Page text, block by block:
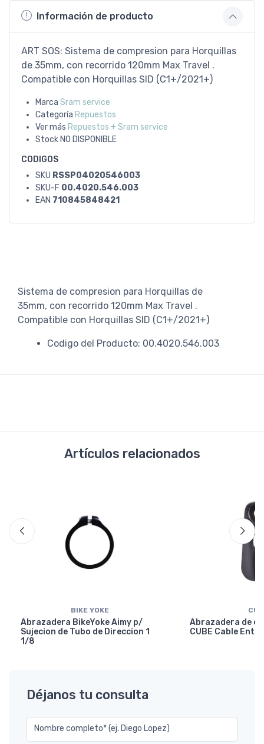
Información de producto
ART SOS: Sistema de compresion para Horquillas
de 35mm, con recorrido 120mm Max Travel .
Compatible con Horquillas SID (C1+/2021+)
Marca Sram service
Categoría Repuestos
Ver más Repuestos + Sram service
Stock NO DISPONIBLE
CODIGOS
SKU RSSP04020546003
SKU-F 00.4020.546.003
EAN 710845848421
Sistema de compresion para Horquillas de
35mm, con recorrido 120mm Max Travel .
Compatible con Horquillas SID (C1+/2021+)
Codigo del Producto: 00.4020.546.003
Artículos relacionados
BIKE YOKE
Abrazadera BikeYoke Aimy p/
Sujecion de Tubo de Direccion 1
1/8
Abrazadera de
CUBE Cable
Déjanos tu consulta
Nombre completo* (ej. Diego Lopez)